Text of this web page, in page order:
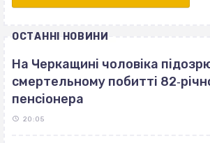
ОСТАННІ НОВИНИ
На Черкащині чоловіка
смертельному побитті
пенсіонера
20:05